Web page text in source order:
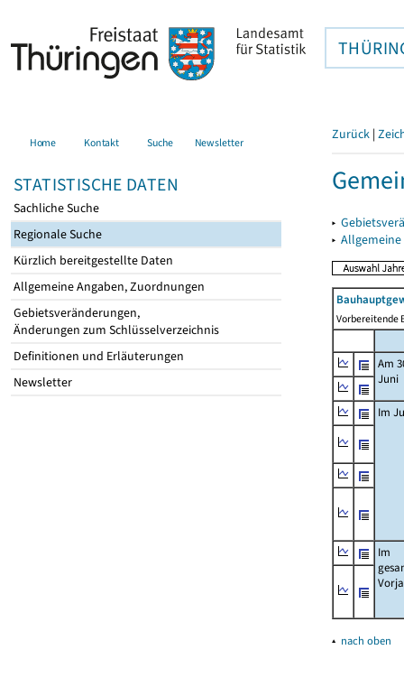
Home Kontakt Suche Newsletter
STATISTISCHE DATEN
Sachliche Suche
Regionale Suche
Kürzlich bereitgestellte Daten
Allgemeine Angaben, Zuordnungen
Gebietsveränderungen,
Änderungen zum Schlüsselverzeichnis
Definitionen und Erläuterungen
Newsletter
Zurück |
▸
▸
Vorbereitende
Am
Juni
Im
Im
▴ nach oben